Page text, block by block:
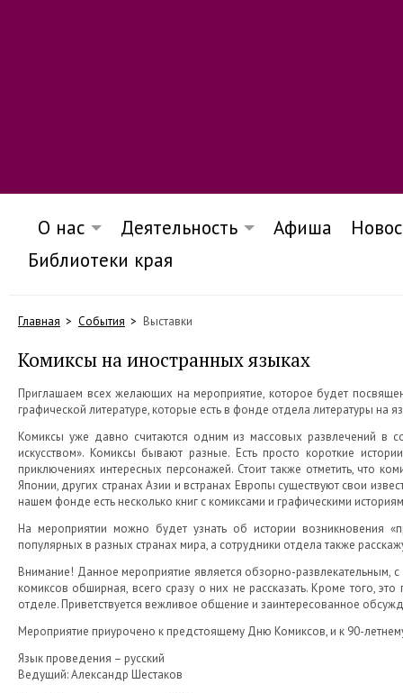
О нас Деятельность Афиша
Библиотеки края
Главная События Выставки
Комиксы на иностранных языках
Приглашаем всех желающих на мероприятие, которое будет
графической литературе, которые есть в фонде отдела литературы на
Комиксы уже давно считаются одним из массовых развлечений в
искусством». Комиксы бывают разные. Есть просто короткие
приключениях интересных персонажей. Стоит также отметить, что
Японии, других странах Азии и встранах Европы существуют свои
нашем фонде есть несколько книг с комиксами и графическими
На мероприятии можно будет узнать об истории возникновения
популярных в разных странах мира, а сотрудники отдела также
Внимание! Данное мероприятие является обзорно-развлекательным,
комиксов обширная, всего сразу о них не рассказать. Кроме того,
отделе. Приветствуется вежливое общение и заинтересованное
Мероприятие приурочено к предстоящему Дню Комиксов, и к 90-
Язык проведения – русский
Ведущий: Александр Шестаков